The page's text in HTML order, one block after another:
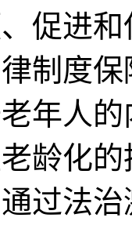
促进
制度
年人
龄化
过法